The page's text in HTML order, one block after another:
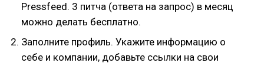
Pressfeed. 3 питча (ответа на запрос) в месяц
можно делать бесплатно.
Заполните профиль. Укажите информацию о
себе и компании, добавьте ссылки на свои